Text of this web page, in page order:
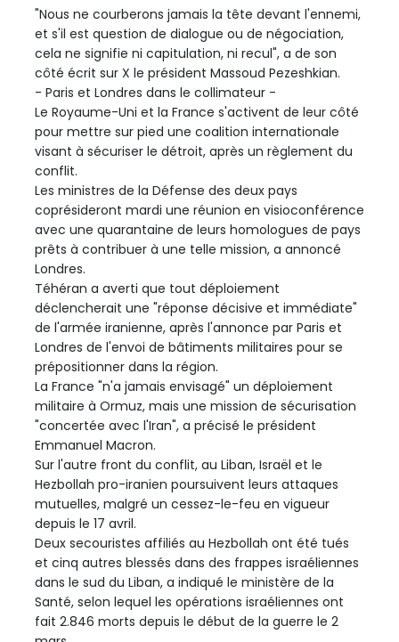
"Nous ne courberons jamais la tête devant l'ennemi,
et s'il est question de dialogue ou de négociation,
cela ne signifie ni capitulation, ni recul", a de son
côté écrit sur X le président Massoud Pezeshkian.
- Paris et Londres dans le collimateur -
Le Royaume-Uni et la France s'activent de leur côté
pour mettre sur pied une coalition internationale
visant à sécuriser le détroit, après un règlement du
conflit.
Les ministres de la Défense des deux pays
coprésideront mardi une réunion en visioconférence
avec une quarantaine de leurs homologues de pays
prêts à contribuer à une telle mission, a annoncé
Londres.
Téhéran a averti que tout déploiement
déclencherait une "réponse décisive et immédiate"
de l'armée iranienne, après l'annonce par Paris et
Londres de l'envoi de bâtiments militaires pour se
prépositionner dans la région.
La France "n'a jamais envisagé" un déploiement
militaire à Ormuz, mais une mission de sécurisation
"concertée avec l'Iran", a précisé le président
Emmanuel Macron.
Sur l'autre front du conflit, au Liban, Israël et le
Hezbollah pro-iranien poursuivent leurs attaques
mutuelles, malgré un cessez-le-feu en vigueur
depuis le 17 avril.
Deux secouristes affiliés au Hezbollah ont été tués
et cinq autres blessés dans des frappes israéliennes
dans le sud du Liban, a indiqué le ministère de la
Santé, selon lequel les opérations israéliennes ont
fait 2.846 morts depuis le début de la guerre le 2